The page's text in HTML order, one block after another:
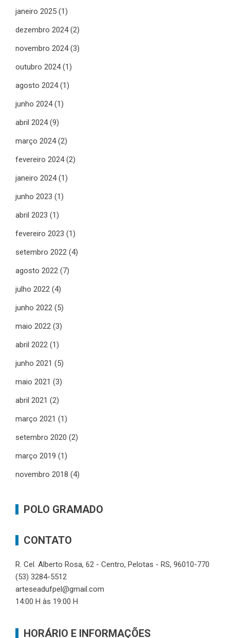
janeiro 2025 (1)
dezembro 2024(2)
novembro 2024(3)
outubro 2024(1)
agosto 2024(1)
junho 2024(1)
abril 2024(9)
março 2024(2)
fevereiro 2024(2)
janeiro 2024(1)
junho 2023 (1)
abril 2023 (1)
fevereiro 2023 (1)
setembro 2022 (4)
agosto 2022 (7)
julho 2022 (4)
junho 2022 (5)
maio 2022 (3)
abril 2022 (1)
junho 2021 (5)
maio 2021 (3)
abril 2021 (2)
março 2021 (1)
setembro 2020 (2)
março 2019 (1)
novembro 2018 (4)
POLO GRAMADO
CONTATO
R. Cel. Alberto Rosa, 62 - Centro, Pelotas - RS, 96010-770
(53) 3284-5512
arteseadufpel@gmail.com
14:00 H às 19:00 H
HORÁRIO E INFORMAÇÕES